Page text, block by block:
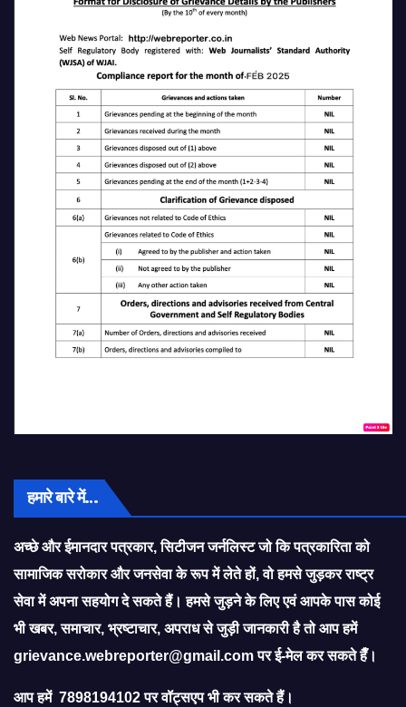
हमारे बारे में…
अच्छे और ईमानदार पत्रकार, सिटीजन जर्नलिस्ट जो कि पत्रकारिता को
सामाजिक सरोकार और जनसेवा के रूप में लेते हों, वो हमसे जुड़कर राष्ट्र
सेवा में अपना सहयोग दे सकते हैं। हमसे जुड़ने के लिए एवं आपके पास कोई
भी खबर, समाचार, भ्रष्टाचार, अपराध से जुड़ी जानकारी है तो आप हमें
grievance.webreporter@gmail.comपर ई-मेल कर सकते हैँ।
आप हमें 7898194102 पर वॉट्सएप भी कर सकते हैं।